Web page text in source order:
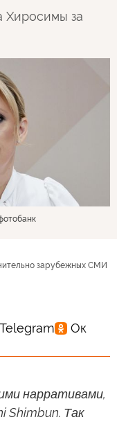
Хиросимы за
зарубежных СМИ
нарративами,
Shimbun. Так